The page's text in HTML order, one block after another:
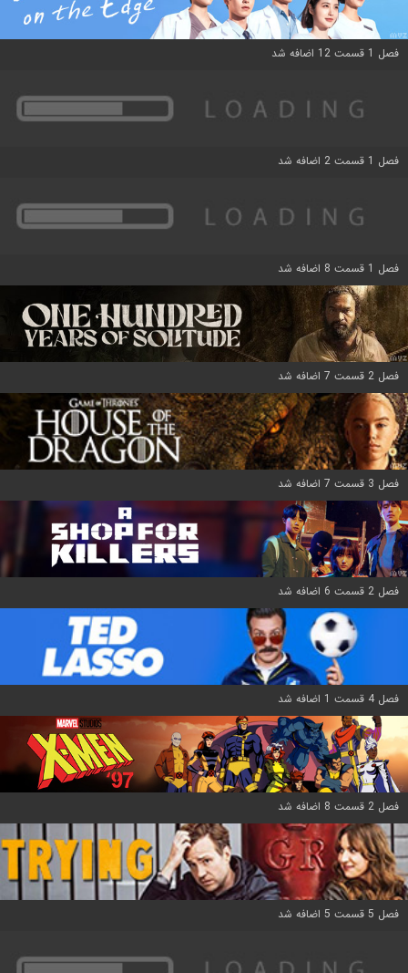
فصل 1 قسمت 12 اضافه شد
فصل 1 قسمت 2 اضافه شد
فصل 1 قسمت 8 اضافه شد
فصل 2 قسمت 7 اضافه شد
فصل 3 قسمت 7 اضافه شد
فصل 2 قسمت 6 اضافه شد
فصل 4 قسمت 1 اضافه شد
فصل 2 قسمت 8 اضافه شد
فصل 5 قسمت 5 اضافه شد